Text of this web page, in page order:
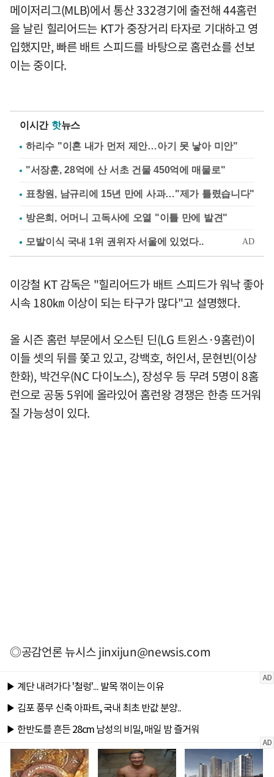
메이저리그(MLB)에서 통산 332경기에 출전해 44홈런
을 날린 힐리어드는 KT가 중장거리 타자로 기대하고 영
입했지만, 빠른 배트 스피드를 바탕으로 홈런쇼를 선보
이는 중이다.
이시간 핫뉴스
하리수 "이혼 내가 먼저 제안…아기 못 낳아 미안"
"서장훈, 28억에 산 서초 건물 450억에 매물로"
표창원, 남규리에 15년 만에 사과…"제가 틀렸습니다"
방은희, 어머니 고독사에 오열 "이틀 만에 발견"
이강철 KT 감독은 "힐리어드가 배트 스피드가 워낙 좋아
시속 180㎞ 이상이 되는 타구가 많다"고 설명했다.
올 시즌 홈런 부문에서 오스틴 딘(LG 트윈스·9홈런)이
이들 셋의 뒤를 쫓고 있고, 강백호, 허인서, 문현빈(이상
한화), 박건우(NC 다이노스), 장성우 등 무려 5명이 8홈
런으로 공동 5위에 올라있어 홈런왕 경쟁은 한층 뜨거워
질 가능성이 있다.
◎공감언론 뉴시스jinxijun@newsis.com